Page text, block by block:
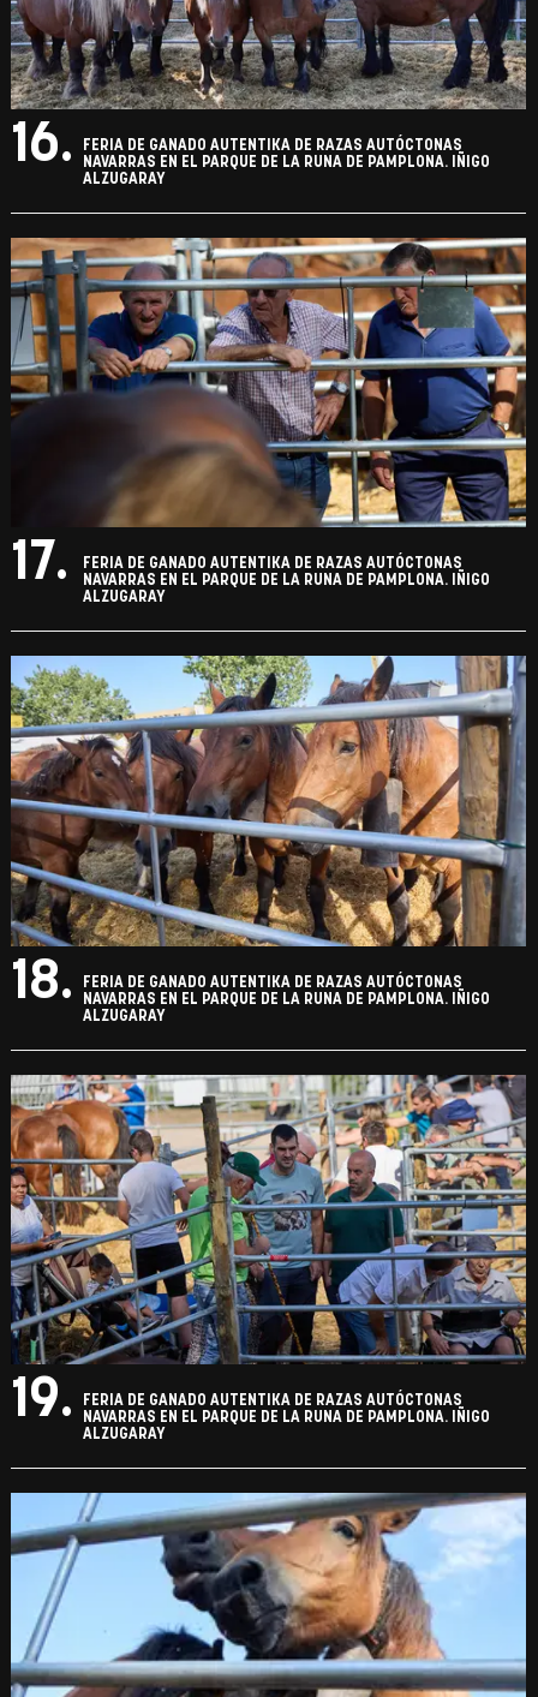
16.
FERIA DE GANADO AUTENTIKA DE RAZAS AUTÓCTONAS
NAVARRAS EN EL PARQUE DE LA RUNA DE PAMPLONA. IÑIGO
ALZUGARAY
17.
FERIA DE GANADO AUTENTIKA DE RAZAS AUTÓCTONAS
NAVARRAS EN EL PARQUE DE LA RUNA DE PAMPLONA. IÑIGO
ALZUGARAY
18.
FERIA DE GANADO AUTENTIKA DE RAZAS AUTÓCTONAS
NAVARRAS EN EL PARQUE DE LA RUNA DE PAMPLONA. IÑIGO
ALZUGARAY
19.
FERIA DE GANADO AUTENTIKA DE RAZAS AUTÓCTONAS
NAVARRAS EN EL PARQUE DE LA RUNA DE PAMPLONA. IÑIGO
ALZUGARAY